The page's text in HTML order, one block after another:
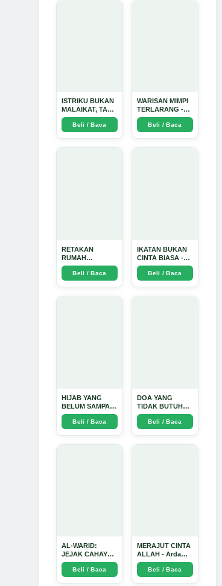
ISTRIKU BUKAN
MALAIKAT, TAPI
AKU JUGA
TIDAK SUCI -
Beli / Baca
WARISAN MIMPI
TERLARANG -
Arda Dinata
Beli / Baca
RETAKAN
RUMAH
TANGGA:
Sebuah
Perjalanan
Beli / Baca
IKATAN BUKAN
CINTA BIASA -
Arda Dinata
Beli / Baca
HIJAB YANG
BELUM SAMPAI
KE HATI: Ketika
Cinta Seorang
Ustadz Menjadi
Beli / Baca
DOA YANG
TIDAK BUTUH
SINYAL: Kisah
Tiga Jiwa yang
Tersesat di Era AI
Beli / Baca
AL-WARID:
JEJAK CAHAYA
DI ANTARA DUA
ZAMAN - Arda
Dinata
Beli / Baca
MERAJUT CINTA
ALLAH - Arda
Dinata
Beli / Baca